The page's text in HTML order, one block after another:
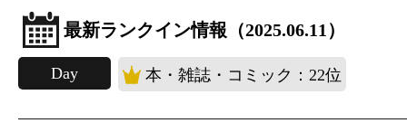
最新ランクイン情報（2025.06.11）
Day 本・雑誌・コミック：22位